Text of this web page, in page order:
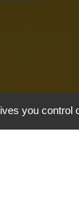
you control